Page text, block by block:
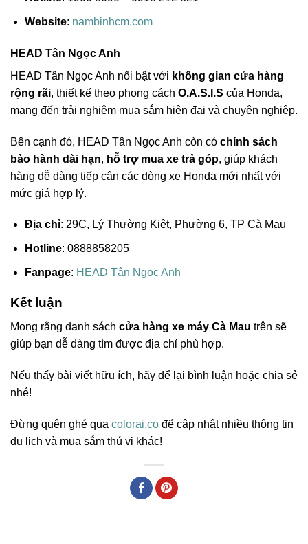
Website: nambinhcm.com
HEAD Tân Ngọc Anh
HEAD Tân Ngọc Anh nổi bật với không gian cửa hàng
rộng rãi, thiết kế theo phong cách O.A.S.I.S của Honda,
mang đến trải nghiệm mua sắm hiện đại và chuyên nghiệp.
Bên cạnh đó, HEAD Tân Ngọc Anh còn có chính sách
bảo hành dài hạn, hỗ trợ mua xe trả góp, giúp khách
hàng dễ dàng tiếp cận các dòng xe Honda mới nhất với
mức giá hợp lý.
Địa chỉ: 29C, Lý Thường Kiệt, Phường 6, TP Cà Mau
Hotline: 0888858205
Fanpage: HEAD Tân Ngọc Anh
Kết luận
Mong rằng danh sách cửa hàng xe máy Cà Mau trên sẽ
giúp bạn dễ dàng tìm được địa chỉ phù hợp.
Nếu thấy bài viết hữu ích, hãy để lại bình luận hoặc chia sẻ
nhé!
Đừng quên ghé qua colorai.co để cập nhật nhiều thông tin
du lịch và mua sắm thú vị khác!